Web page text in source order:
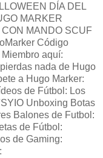
DÍA DEL
MARKER
MANDO SCUF
Código
aquí:
nada de Hugo
a Hugo Marker:
de Fútbol: Los
Unboxing Botas
Balones de Futbol:
de Fútbol:
de Gaming: